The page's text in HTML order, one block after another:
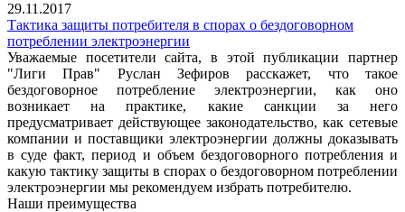
29.11.2017
Тактика защиты потребителя в спорах о бездоговорном
потреблении электроэнергии
Уважаемые посетители сайта, в этой публикации партнер
"Лиги Прав" Руслан Зефиров расскажет, что такое
бездоговорное потребление электроэнергии, как оно
возникает на практике, какие санкции за него
предусматривает действующее законодательство, как сетевые
компании и поставщики электроэнергии должны доказывать
в суде факт, период и объем бездоговорного потребления и
какую тактику защиты в спорах о бездоговорном потреблении
электроэнергии мы рекомендуем избрать потребителю.
Наши преимущества